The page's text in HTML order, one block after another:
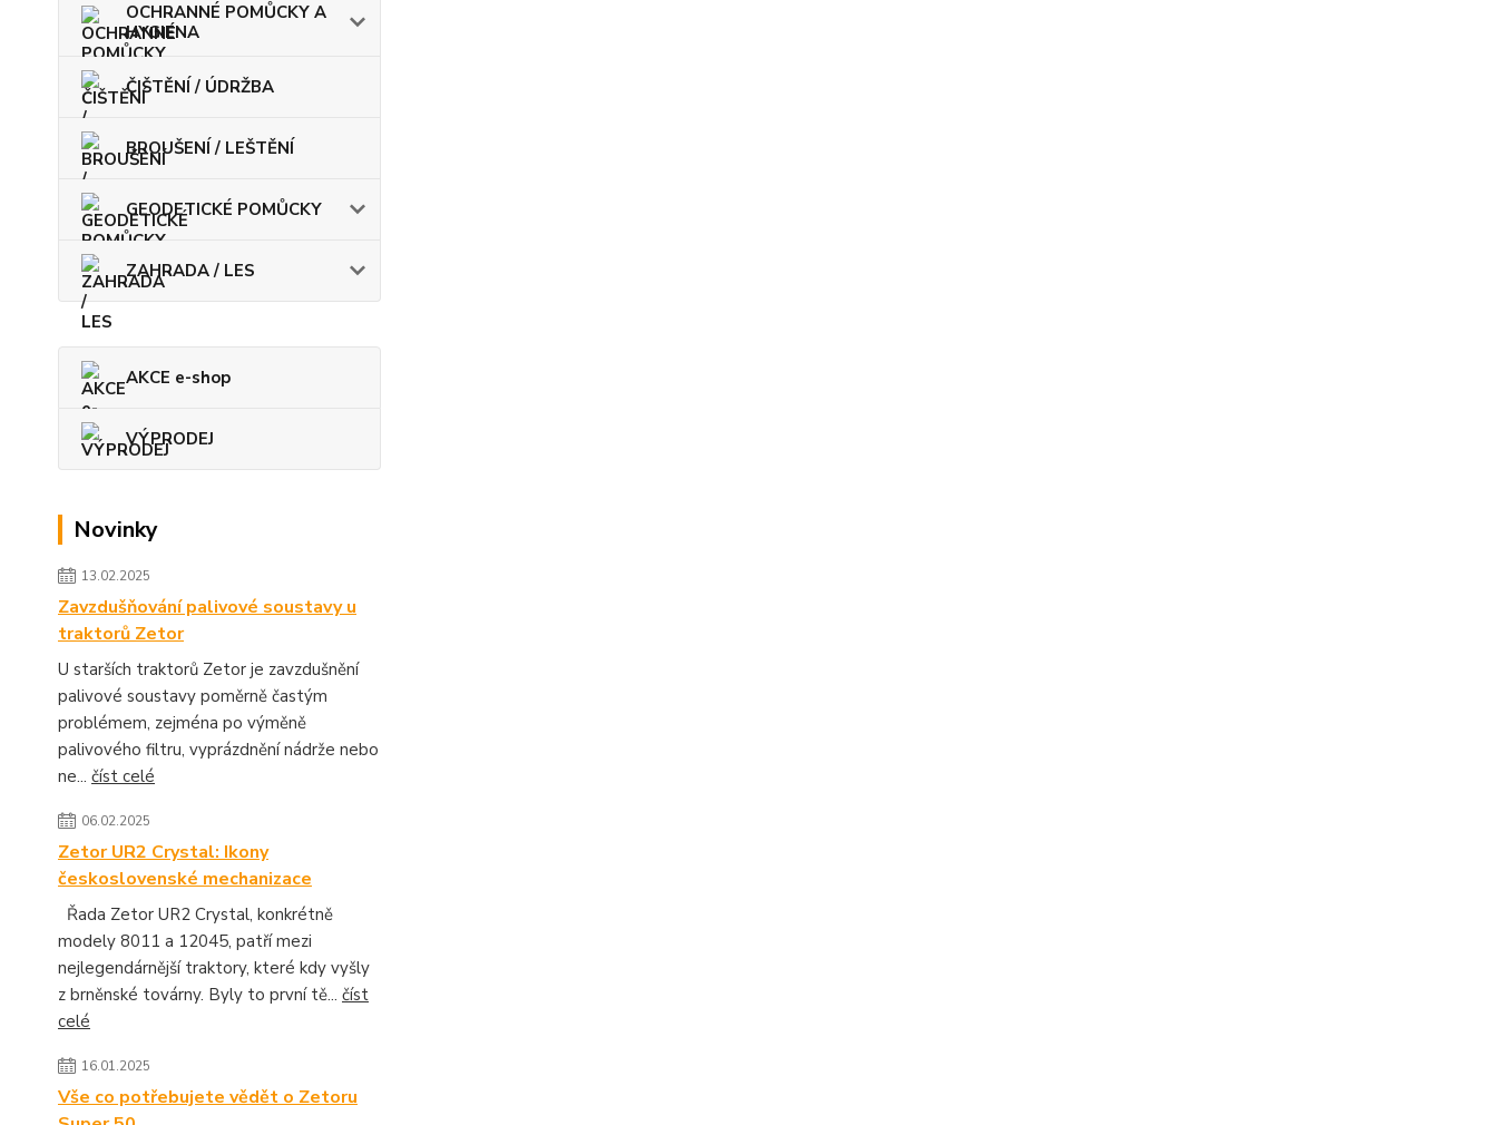
OCHRANNÉ POMŮCKY A
HYGIENA
ČIŠTĚNÍ / ÚDRŽBA
BROUŠENÍ / LEŠTĚNÍ
GEODETICKÉ POMŮCKY
ZAHRADA / LES
AKCE e-shop
VÝPRODEJ
Novinky
13.02.2025
Zavzdušňování palivové soustavy u
traktorů Zetor
U starších traktorů Zetor je zavzdušnění
palivové soustavy poměrně častým
problémem, zejména po výměně
palivového filtru, vyprázdnění nádrže nebo
ne... číst celé
06.02.2025
Zetor UR2 Crystal: Ikony
československé mechanizace
Řada Zetor UR2 Crystal, konkrétně
modely 8011 a 12045, patří mezi
nejlegendárnější traktory, které kdy vyšly
z brněnské továrny. Byly to první tě... číst
celé
16.01.2025
Vše co potřebujete vědět o Zetoru